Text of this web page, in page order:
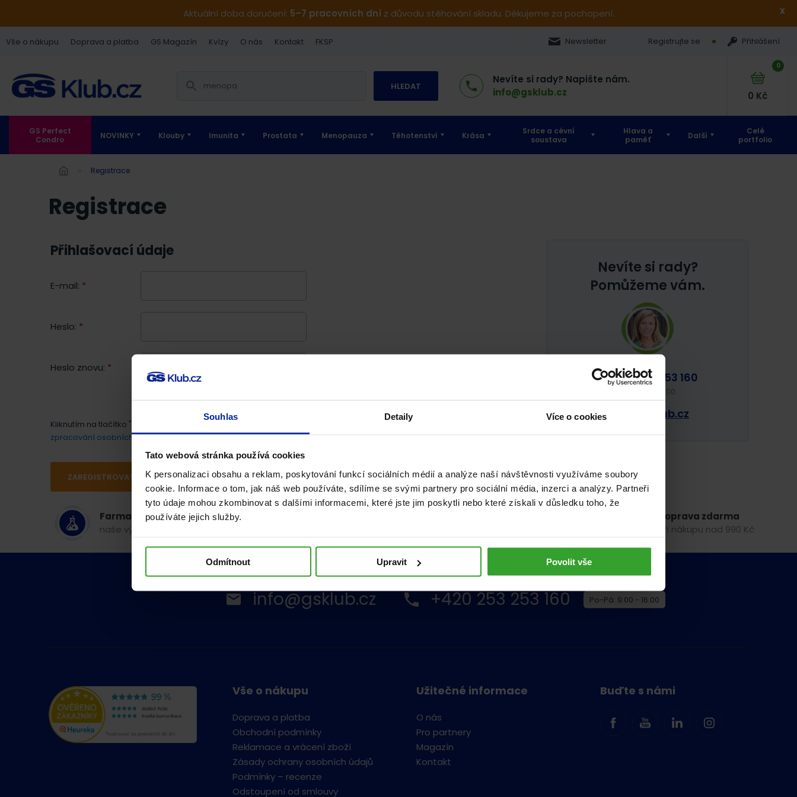
Souhlas Detaily Více o cookies
Tato webová stránka používá cookies
K personalizaci obsahu a reklam, poskytování funkcí sociálních médií a analýze naší návštěvnosti využíváme soubory
cookie. Informace o tom, jak náš web používáte, sdílíme se svými partnery pro sociální média, inzerci a analýzy. Partneři
tyto údaje mohou zkombinovat s dalšími informacemi, které jste jim poskytli nebo které získali v důsledku toho, že
používáte jejich služby.
Odmítnout Upravit Povolit vše
Aktuální doba doručení: 5–7 pracovních dníz důvodu stěhování skladu. Děkujeme za pochopení. x
Vše o nákupu Doprava a platba GS Magazín Kvízy O nás Kontakt FKSP Newsletter Registrujte se Přihlášení
HLEDAT
Nevíte si rady? Napište nám.
info@gsklub.cz
0
0 Kč
GS Perfect
Condro
NOVINKY Klouby Imunita Prostata Menopauza Těhotenství Krása
Srdce a cévní
soustava
Hlava a
paměť
Další
Celé
portfolio
Registrace
Registrace
Přihlašovací údaje
E-mail: *
Heslo: *
Heslo znovu: *
Kliknutím na tlačítko "Registrovat se" souhlasím s
a zároveň souhlasím se zásadami o
zpracování osobních údajů.
ZAREGISTROVAT SE
Nevíte si rady?
Pomůžeme vám.
+420 253 253 160
Po-Pá: 9:00 - 16:00
info@gsklub.cz
Farmaceutická kvalita
naše výrobky jsou špičkové
Doprava zdarma
při nákupu nad 990 Kč
info@gsklub.cz +420 253 253 160 Po-Pá: 9:00 - 16:00
Vše o nákupu
Doprava a platba
Obchodní podmínky
Reklamace a vrácení zboží
Zásady ochrany osobních údajů
Podmínky – recenze
Odstoupení od smlouvy
Užitečné informace
O nás
Pro partnery
Magazín
Kontakt
Buďte s námi